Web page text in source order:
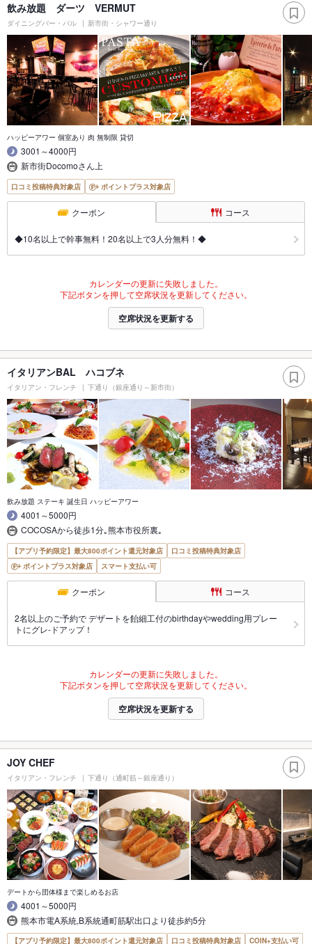
飲み放題 ダーツ VERMUT
ダイニングバー・バル 新市街・シャワー通り
ハッピーアワー 個室あり 肉 無制限 貸切
3001～4000円
新市街Docomoさん上
口コミ投稿特典対象店 ポイントプラス対象店
クーポン コース
◆10名以上で幹事無料！20名以上で3人分無料！◆
カレンダーの更新に失敗しました。
下記ボタンを押して空席状況を更新してください。
空席状況を更新する
イタリアンBAL ハコブネ
イタリアン・フレンチ 下通り（銀座通り～新市街）
飲み放題 ステーキ 誕生日 ハッピーアワー
4001～5000円
COCOSAから徒歩1分｡熊本市役所裏｡
【アプリ予約限定】最大800ポイント還元対象店
口コミ投稿特典対象店
ポイントプラス対象店
スマート支払い可
クーポン コース
2名以上のご予約で デザートを飴細工付のbirthdayやwedding用プレー
トにグレ-ドアップ！
カレンダーの更新に失敗しました。
下記ボタンを押して空席状況を更新してください。
空席状況を更新する
JOY CHEF
イタリアン・フレンチ 下通り（通町筋～銀座通り）
デートから団体様まで楽しめるお店
4001～5000円
熊本市電A系統,B系統通町筋駅出口より徒歩約5分
【アプリ予約限定】最大800ポイント還元対象店 口コミ投稿特典対象店 COIN+支払い可